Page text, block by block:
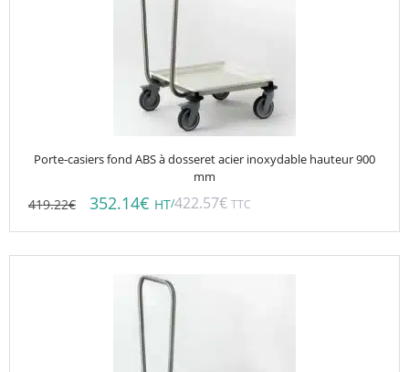
Porte-casiers fond ABS à dosseret acier inoxydable hauteur 900
mm
419.22€ 352.14€ HT/422.57€ TTC